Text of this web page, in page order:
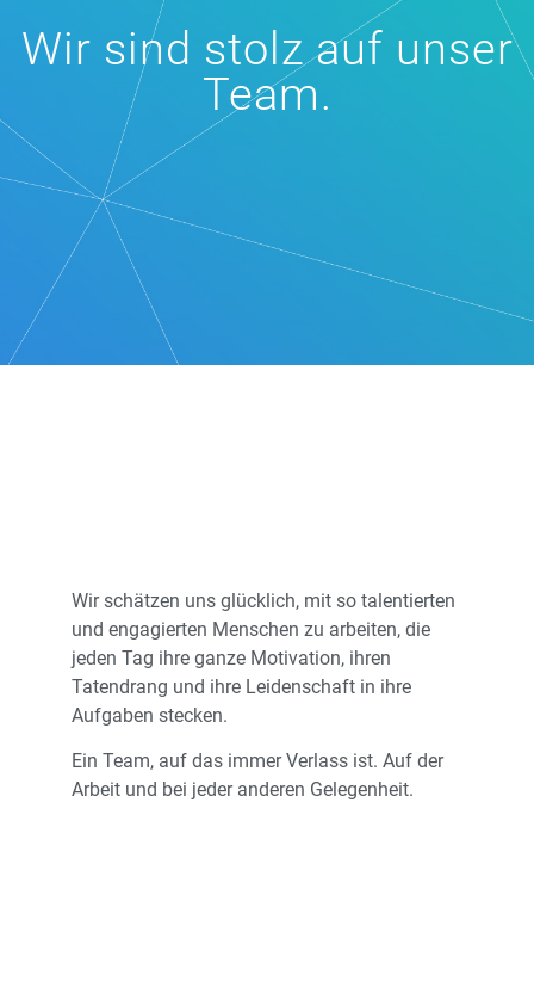
Wir sind stolz auf unser
Team.
Wir schätzen uns glücklich, mit so talentierten
und engagierten Menschen zu arbeiten, die
jeden Tag ihre ganze Motivation, ihren
Tatendrang und ihre Leidenschaft in ihre
Aufgaben stecken.
Ein Team, auf das immer Verlass ist. Auf der
Arbeit und bei jeder anderen Gelegenheit.